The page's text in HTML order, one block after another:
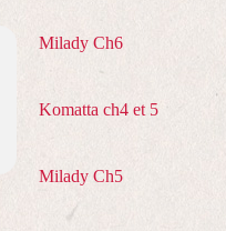
Milady Ch6
Komatta ch4 et 5
Milady Ch5